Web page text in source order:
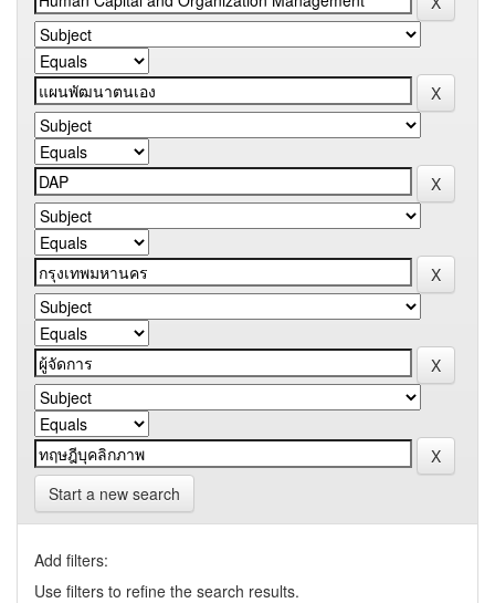
Start a new search
Add filters:
Use filters to refine the search results.